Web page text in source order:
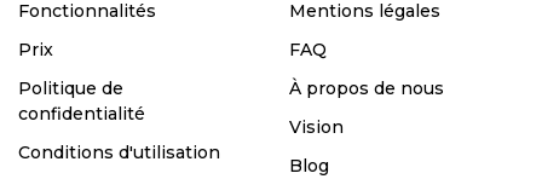
Fonctionnalités
Prix
Politique de
confidentialité
Conditions d'utilisation
Mentions légales
FAQ
À propos de nous
Vision
Blog